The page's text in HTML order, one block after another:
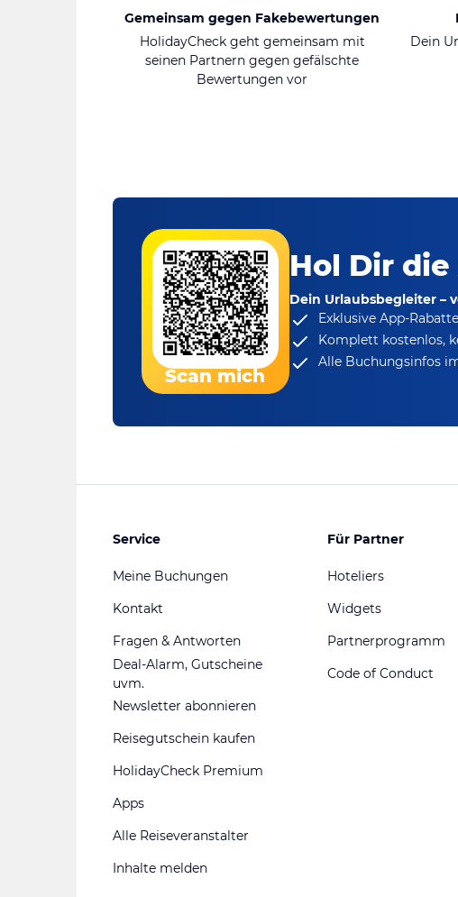
Gemeinsam gegen Fakebewertungen
HolidayCheck geht gemeinsam mit
seinen Partnern gegen gefälschte
Bewertungen vor
Dein
Scan mich
Hol Dir die
Dein Urlaubsbegleiter –
Exklusive App-Rabatte
Komplett kostenlos,
Alle Buchungsinfos
Service
Meine Buchungen
Kontakt
Fragen & Antworten
Deal-Alarm, Gutscheine
uvm.
Newsletter abonnieren
Reisegutschein kaufen
HolidayCheck Premium
Apps
Alle Reiseveranstalter
Inhalte melden
Für Partner
Hoteliers
Widgets
Partnerprogramm
Code of Conduct